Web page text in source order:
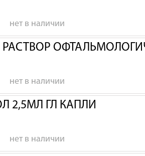
нет в наличии
нет в наличии
2,5МЛ ГЛ КАПЛИ
нет в наличии